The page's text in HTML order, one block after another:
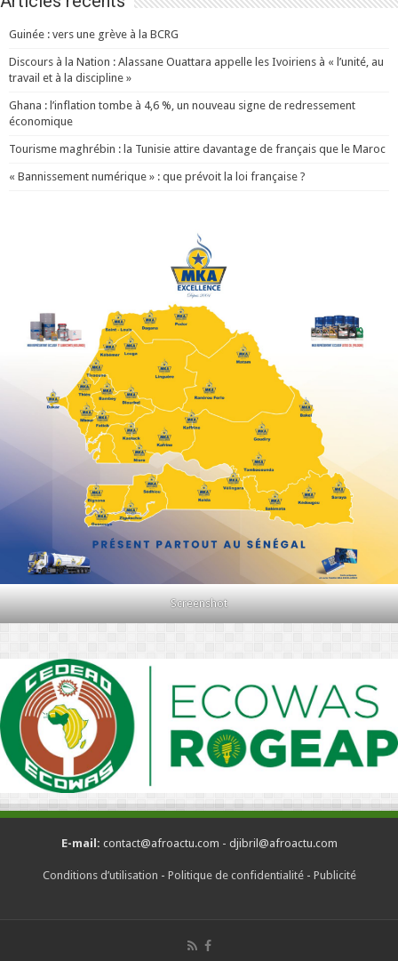
Guinée : vers une grève à la BCRG
Discours à la Nation : Alassane Ouattara appelle les Ivoiriens à « l’unité, au
travail et à la discipline »
Ghana : l’inflation tombe à 4,6 %, un nouveau signe de redressement
économique
Tourisme maghrébin : la Tunisie attire davantage de français que le Maroc
« Bannissement numérique » : que prévoit la loi française ?
Screenshot
E-mail: contact@afroactu.com - djibril@afroactu.com
Conditions d’utilisation - Politique de confidentialité- Publicité